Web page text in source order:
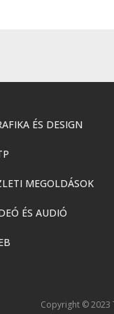
ÉS DESIGN
MEGOLDÁSOK
ÉS AUDIÓ
Copyright © 2023